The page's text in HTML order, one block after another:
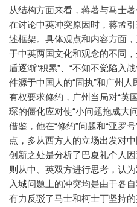
从结构方面来看，蒋著与马士
在讨论中英冲突原因时，蒋孟
述框架。具体观点和内容方面
于中英两国文化和观念的不同
盾逐渐“积累”、“不知不觉陷入
件源于中国人的“固执”和广州
有权要求修约，广州当局对“英
琛的僵化应对使“小问题拖成大
借鉴，他在“修约”问题和“亚罗
点，多从西方人的立场出发对
创新之处是分析了巴夏礼个人
则从中、英双方进行思考，认
入城问题上的冲突均是由于各
有力反驳了马士和柯士丁坚持